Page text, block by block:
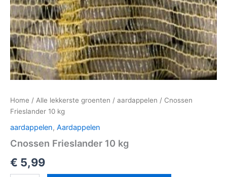
Home / Alle lekkerste groenten / aardappelen / Cnossen
Frieslander 10 kg
aardappelen, Aardappelen
Cnossen Frieslander 10 kg
€ 5,99